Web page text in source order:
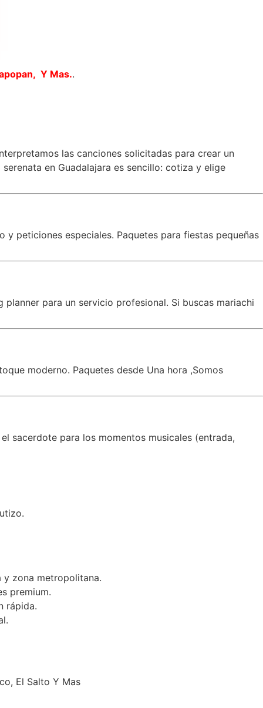
Y Mas..
las canciones solicitadas para crear un
en Guadalajara es sencillo: cotiza y elige
peticiones especiales. Paquetes para fiestas pequeñas
para un servicio profesional. Si buscas mariachi
moderno. Paquetes desde Una hora ,Somos
sacerdote para los momentos musicales (entrada,
y zona metropolitana.
premium.
rápida.
El Salto Y Mas